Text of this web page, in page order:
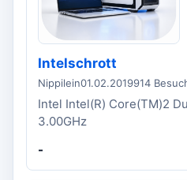
Intelschrott
Nippilein01.02.2019914
Intel Intel(R) Core(TM)2
3.00GHz
-